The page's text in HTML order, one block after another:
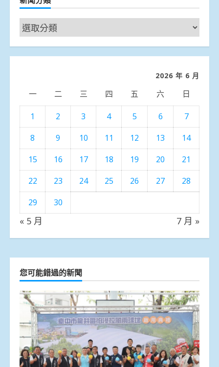
新
聞
分
2026 年 6 月
一 二 三 四 五 六 日
1 2 3 4 5 6
7
8
9 10 11 12 13
14
15
16 17 18 19 20
21
22
23 24 25 26 27
28
29
30
« 5 月 7 月 »
您可能錯過的新聞